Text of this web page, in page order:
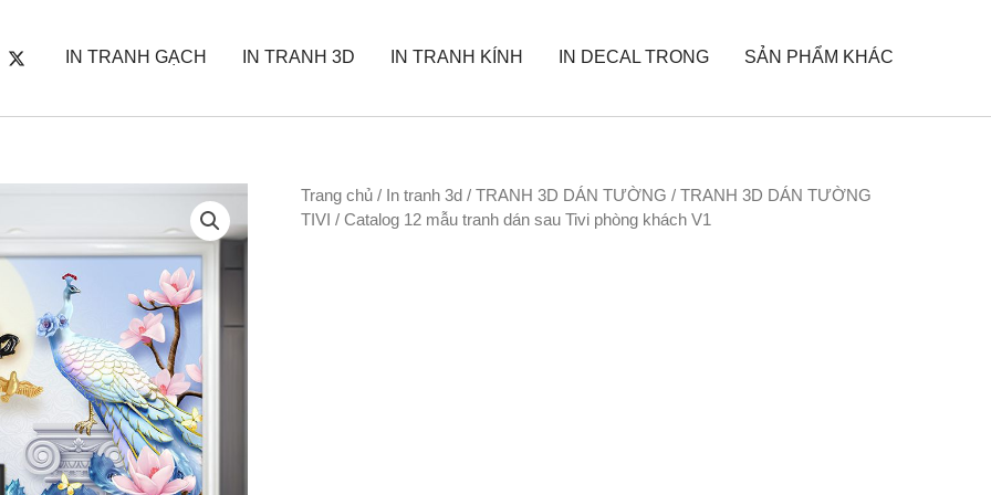
IN TRANH GẠCH IN TRANH 3D IN TRANH KÍNH IN DECAL TRONG SẢN PHẨM KHÁC
Trang chủ / In tranh 3d / TRANH 3D DÁN TƯỜNG / TRANH 3D DÁN TƯỜNG
TIVI / Catalog 12 mẫu tranh dán sau Tivi phòng khách V1